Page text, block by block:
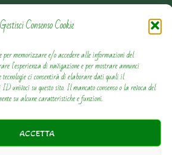
Gestisci Consenso Cookie
per memorizzare e/o accedere alle informazioni del
l'esperienza di navigazione e per mostrare annunci
ci consentirà di elaborare dati quali il
univoci su questo sito. Il mancato consenso o la revoca del
su alcune caratteristiche e funzioni.
ACCETTA
Contattami
Privacy Policy
Cookie Policy
© 2018-2026 - Viaggiamo nella Storia. Tutti i